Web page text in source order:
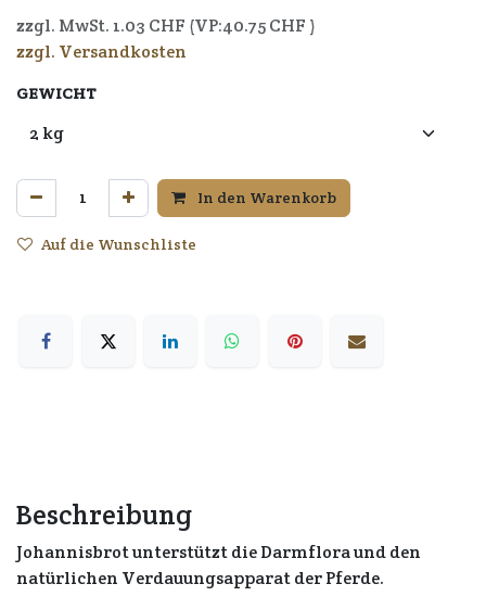
zzgl. MwSt. 1.03 CHF (VP:40.75CHF )
zzgl. Versandkosten
GEWICHT
In den Warenkorb
Auf die Wunschliste
Beschreibung
Johannisbrot unterstützt die Darmflora und den
natürlichen Verdauungsapparat der Pferde.